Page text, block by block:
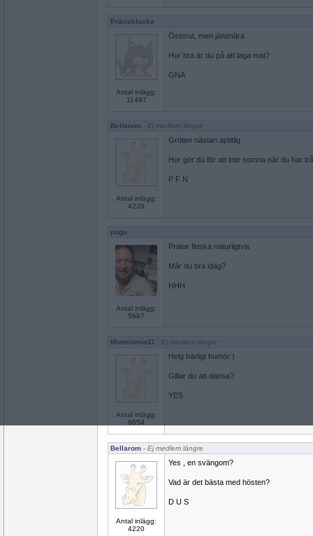
Prärieklocka
Antal inlägg:
11487
Österut, men jättenära
Hur bra är du på att laga mat?
GNA
Bellarom - Ej medlem längre
Antal inlägg:
4220
Gröten nästan aptitlig
Hur gör du för att inte somna när du har
P F N
pogu
Antal inlägg:
5687
Pratar finska naturligtvis
Mår du bra idag?
HHH
Miominmio11 - Ej medlem längre
Antal inlägg:
9654
Helg härligt humör:)
Gillar du att dansa?
YES
Bellarom - Ej medlem längre
Antal inlägg:
4220
Yes , en svängom?
Vad är det bästa med hösten?
D U S